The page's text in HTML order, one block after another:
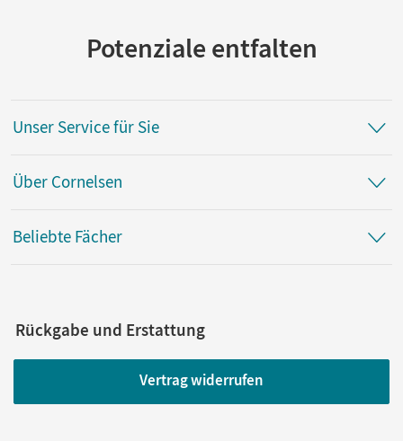
Potenziale entfalten
Unser Service für Sie
Über Cornelsen
Beliebte Fächer
Rückgabe und Erstattung
Vertrag widerrufen